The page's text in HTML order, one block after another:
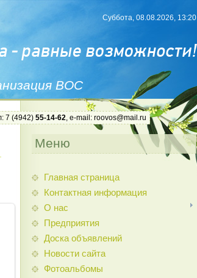
ВОС
Суббота, 08.08.2026, 13:20
7 (4942) 55-14-62, e-mail: roovos@mail.ru
Меню
Главная страница
Контактная информация
О нас
Предприятия
Доска объявлений
Новости сайта
Фотоальбомы